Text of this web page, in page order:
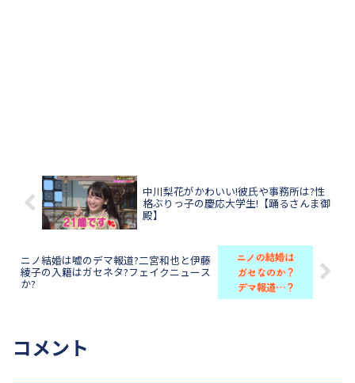
中川梨花がかわいい!彼氏や事務所は?性
格ぶりっ子の慶応大学生!【踊るさんま御
殿】
ニノ結婚は嘘のデマ報道?二宮和也と伊藤
綾子の入籍はガセネタ?フェイクニュース
か?
コメント